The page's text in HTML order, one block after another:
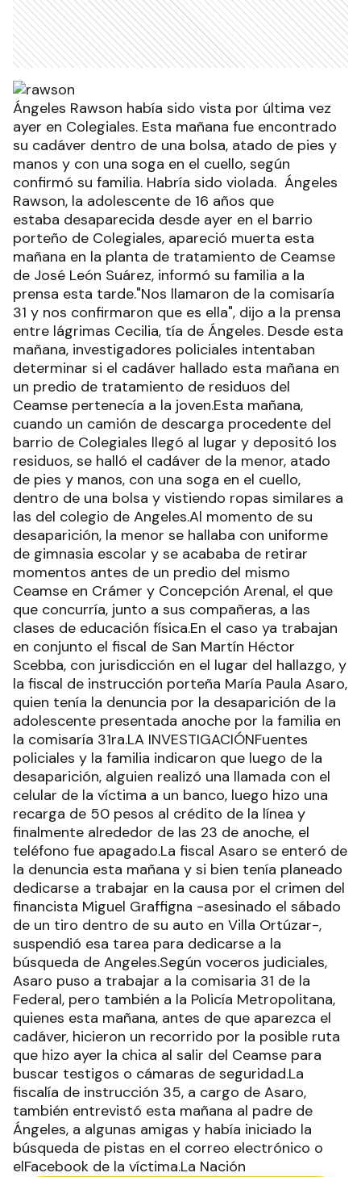
Ángeles Rawson había sido vista por última vez
ayer en Colegiales. Esta mañana fue encontrado
su cadáver dentro de una bolsa, atado de pies y
manos y con una soga en el cuello, según
confirmó su familia. Habría sido violada. Ángeles
Rawson, la adolescente de 16 años que
estaba desaparecida desde ayer en el barrio
porteño de Colegiales, apareció muerta esta
mañana en la planta de tratamiento de Ceamse
de José León Suárez, informó su familia a la
prensa esta tarde."Nos llamaron de la comisaría
31 y nos confirmaron que es ella", dijo a la prensa
entre lágrimas Cecilia, tía de Ángeles. Desde esta
mañana, investigadores policiales intentaban
determinar si el cadáver hallado esta mañana en
un predio de tratamiento de residuos del
Ceamse pertenecía a la joven.Esta mañana,
cuando un camión de descarga procedente del
barrio de Colegiales llegó al lugar y depositó los
residuos, se halló el cadáver de la menor, atado
de pies y manos, con una soga en el cuello,
dentro de una bolsa y vistiendo ropas similares a
las del colegio de Angeles.Al momento de su
desaparición, la menor se hallaba con uniforme
de gimnasia escolar y se acababa de retirar
momentos antes de un predio del mismo
Ceamse en Crámer y Concepción Arenal, el que
que concurría, junto a sus compañeras, a las
clases de educación física.En el caso ya trabajan
en conjunto el fiscal de San Martín Héctor
Scebba, con jurisdicción en el lugar del hallazgo, y
la fiscal de instrucción porteña María Paula Asaro,
quien tenía la denuncia por la desaparición de la
adolescente presentada anoche por la familia en
la comisaría 31ra.LA INVESTIGACIÓNFuentes
policiales y la familia indicaron que luego de la
desaparición, alguien realizó una llamada con el
celular de la víctima a un banco, luego hizo una
recarga de 50 pesos al crédito de la línea y
finalmente alrededor de las 23 de anoche, el
teléfono fue apagado.La fiscal Asaro se enteró de
la denuncia esta mañana y si bien tenía planeado
dedicarse a trabajar en la causa por el crimen del
financista Miguel Graffigna -asesinado el sábado
de un tiro dentro de su auto en Villa Ortúzar-,
suspendió esa tarea para dedicarse a la
búsqueda de Angeles.Según voceros judiciales,
Asaro puso a trabajar a la comisaria 31 de la
Federal, pero también a la Policía Metropolitana,
quienes esta mañana, antes de que aparezca el
cadáver, hicieron un recorrido por la posible ruta
que hizo ayer la chica al salir del Ceamse para
buscar testigos o cámaras de seguridad.La
fiscalía de instrucción 35, a cargo de Asaro,
también entrevistó esta mañana al padre de
Ángeles, a algunas amigas y había iniciado la
búsqueda de pistas en el correo electrónico o
elFacebook de la víctima.La Nación